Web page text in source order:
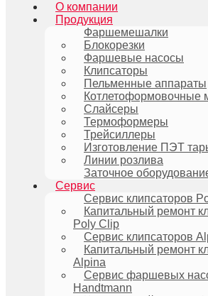
О компании
Продукция
Фаршемешалки
Блокорезки
Фаршевые насосы
Клипсаторы
Пельменные аппараты
Котлетоформовочные
Слайсеры
Термоформеры
Трейсиллеры
Изготовление ПЭТ
Линии розлива
Заточное
Сервис
Сервис клипсаторов
Капитальный ремонт
Poly Clip
Сервис клипсаторов
Капитальный ремонт
Alpina
Сервис фаршевых
Handtmann